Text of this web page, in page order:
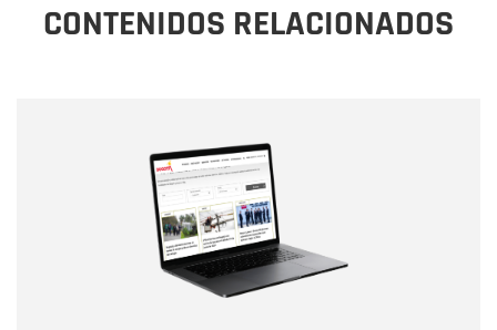
CONTENIDOS RELACIONADOS
Correo electrónico
Tipo de comentario